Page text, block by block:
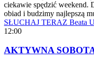
ciekawie spędzić weekend.
obiad i budzimy najlepszą
SŁUCHAJ TERAZ Beata
12:00
AKTYWNA